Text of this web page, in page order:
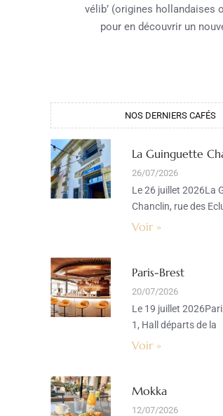
vélib’ (origines hollandaises
pour en découvrir un
NOS DERNIERS CAFÉS​
La Guinguette
26/07/2026
Le 26 juillet 2026La
Chanclin, rue des
Voir »
Paris-Brest
20/07/2026
Le 19 juillet
1, Hall départs de la
Voir »
Mokka
12/07/2026